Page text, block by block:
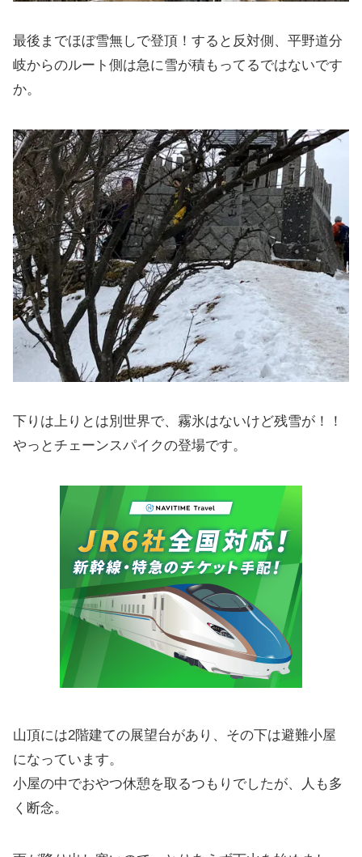
最後までほぼ雪無しで登頂！すると反対側、平野道分
岐からのルート側は急に雪が積もってるではないです
か。
下りは上りとは別世界で、霧氷はないけど残雪が！！
やっとチェーンスパイクの登場です。
山頂には2階建ての展望台があり、その下は避難小屋
になっています。
小屋の中でおやつ休憩を取るつもりでしたが、人も多
く断念。